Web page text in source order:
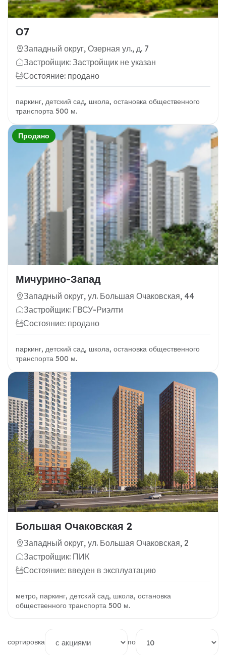
О7
Западный округ, Озерная ул., д. 7
Застройщик: Застройщик не указан
Состояние: продано
паркинг, детский сад, школа, остановка общественного
транспорта 500 м.
Продано
Мичурино-Запад
Западный округ, ул. Большая Очаковская, 44
Застройщик: ГВСУ-Риэлти
Состояние: продано
паркинг, детский сад, школа, остановка общественного
транспорта 500 м.
Большая Очаковская 2
Западный округ, ул. Большая Очаковская, 2
Застройщик: ПИК
Состояние: введен в эксплуатацию
метро, паркинг, детский сад, школа, остановка
общественного транспорта 500 м.
сортировка по